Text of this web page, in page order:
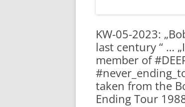
KW-05-2023:
last century “ …
member of
taken from the
Ending Tour